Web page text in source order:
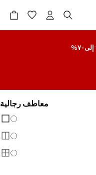
معاطف رجالية